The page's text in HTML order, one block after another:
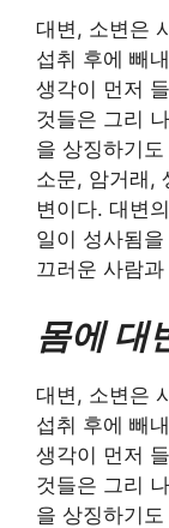
대변, 소변은
섭취 후에 빼
생각이 먼저
것들은 그리
을 상징하기
소문, 암거래,
변이다. 대변
일이 성사됨
끄러운 사람
몸에 대
대변, 소변은
섭취 후에 빼
생각이 먼저
것들은 그리
을 상징하기